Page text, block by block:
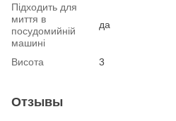
Підходить для
миття в
посудомийній
машині
да
Висота 3
Отзывы